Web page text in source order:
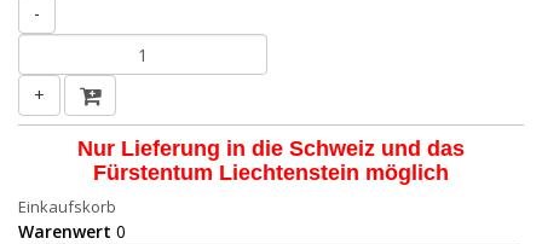
-
+
Nur Lieferung in die Schweiz und das
Fürstentum Liechtenstein möglich
Einkaufskorb
Warenwert 0